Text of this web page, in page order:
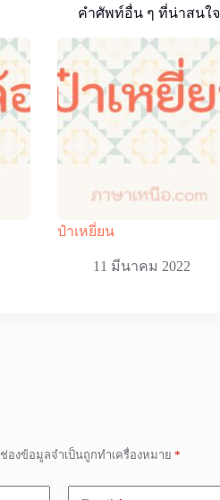
คำศัพท์อื่น ๆ ที่น่าสนใจ
ป๋าเหยี่ยน
11 มีนาคม 2022
ช่องข้อมูลจำเป็นถูกทำเครื่องหมาย *